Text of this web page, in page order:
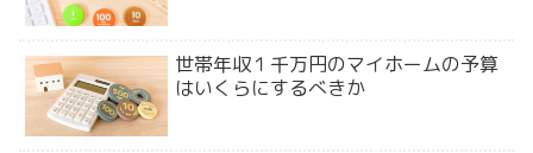
世帯年収１千万円のマイホームの予算
はいくらにするべきか